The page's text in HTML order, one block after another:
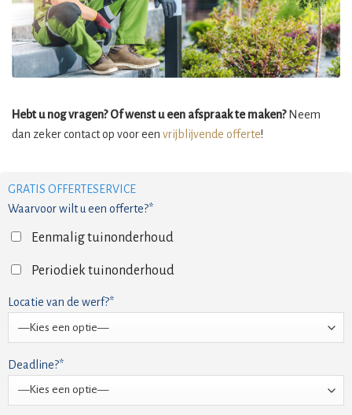
Hebt u nog vragen? Of wenst u een afspraak te maken?Neem
dan zeker contact op voor een vrijblijvende offerte!
GRATIS OFFERTESERVICE
Waarvoor wilt u een offerte?*
Eenmalig tuinonderhoud
Periodiek tuinonderhoud
Locatie van de werf?*
Deadline?*